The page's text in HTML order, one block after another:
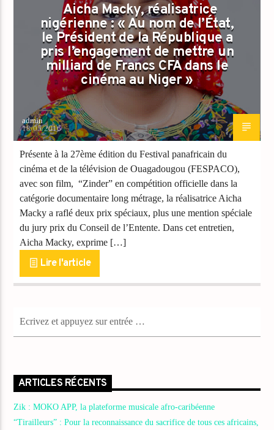
Aicha Macky, réalisatrice
nigérienne : « Au nom de l’État,
le Président de la République a
pris l’engagement de mettre un
milliard de Francs CFA dans le
cinéma au Niger »
admin
18/05/2016
Présente à la 27ème édition du Festival panafricain du
cinéma et de la télévision de Ouagadougou (FESPACO),
avec son film, “Zinder” en compétition officielle dans la
catégorie documentaire long métrage, la réalisatrice Aicha
Macky a raflé deux prix spéciaux, plus une mention spéciale
du jury prix du Conseil de l’Entente. Dans cet entretien,
Aicha Macky, exprime […]
Lire l'article
ARTICLES RÉCENTS
Zik : MOKO APP, la plateforme musicale afro-caribéenne
“Tirailleurs” : Pour la reconnaissance du sacrifice de tous ces africains,